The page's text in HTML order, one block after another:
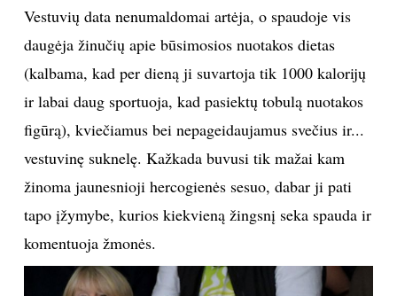
TEATRAS
SPORTAS
FOTOGRAFIJA
MENAS
ĮDOMYBĖS
Vestuvių data nenumaldomai artėja, o spaudoje vis
daugėja žinučių apie būsimosios nuotakos dietas
(kalbama, kad per dieną ji suvartoja tik 1000 kalorijų
ir labai daug sportuoja, kad pasiektų tobulą nuotakos
figūrą), kviečiamus bei nepageidaujamus svečius ir...
vestuvinę suknelę. Kažkada buvusi tik mažai kam
žinoma jaunesnioji hercogienės sesuo, dabar ji pati
tapo įžymybe, kurios kiekvieną žingsnį seka spauda ir
komentuoja žmonės.